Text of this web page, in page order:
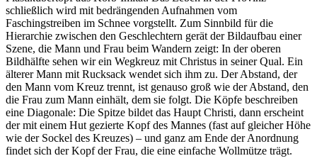
schließlich wird mit bedrängenden Aufnahmen vom
Faschingstreiben im Schnee vorgstellt. Zum Sinnbild für die
Hierarchie zwischen den Geschlechtern gerät der Bildaufbau einer
Szene, die Mann und Frau beim Wandern zeigt: In der oberen
Bildhälfte sehen wir ein Wegkreuz mit Christus in seiner Qual. Ein
älterer Mann mit Rucksack wendet sich ihm zu. Der Abstand, der
den Mann vom Kreuz trennt, ist genauso groß wie der Abstand, den
die Frau zum Mann einhält, dem sie folgt. Die Köpfe beschreiben
eine Diagonale: Die Spitze bildet das Haupt Christi, dann erscheint
der mit einem Hut gezierte Kopf des Mannes (fast auf gleicher Höhe
wie der Sockel des Kreuzes) – und ganz am Ende der Anordnung
findet sich der Kopf der Frau, die eine einfache Wollmütze trägt.